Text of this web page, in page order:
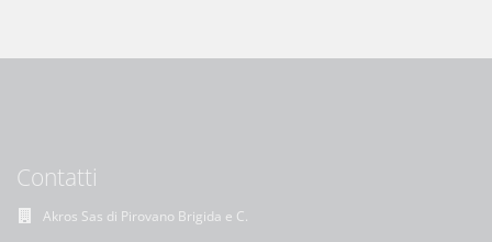
Contatti
Akros Sas di Pirovano Brigida e C.